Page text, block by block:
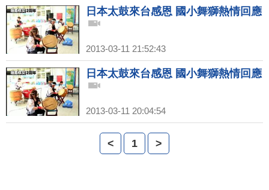
日本太鼓來台感恩 國小舞獅熱情回應
2013-03-11 21:52:43
日本太鼓來台感恩 國小舞獅熱情回應
2013-03-11 20:04:54
< 1 >